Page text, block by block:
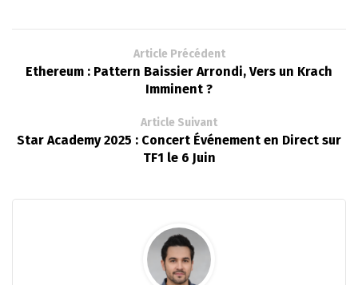
Article Précédent
Ethereum : Pattern Baissier Arrondi, Vers un Krach
Imminent ?
Article Suivant
Star Academy 2025 : Concert Événement en Direct sur
TF1 le 6 Juin